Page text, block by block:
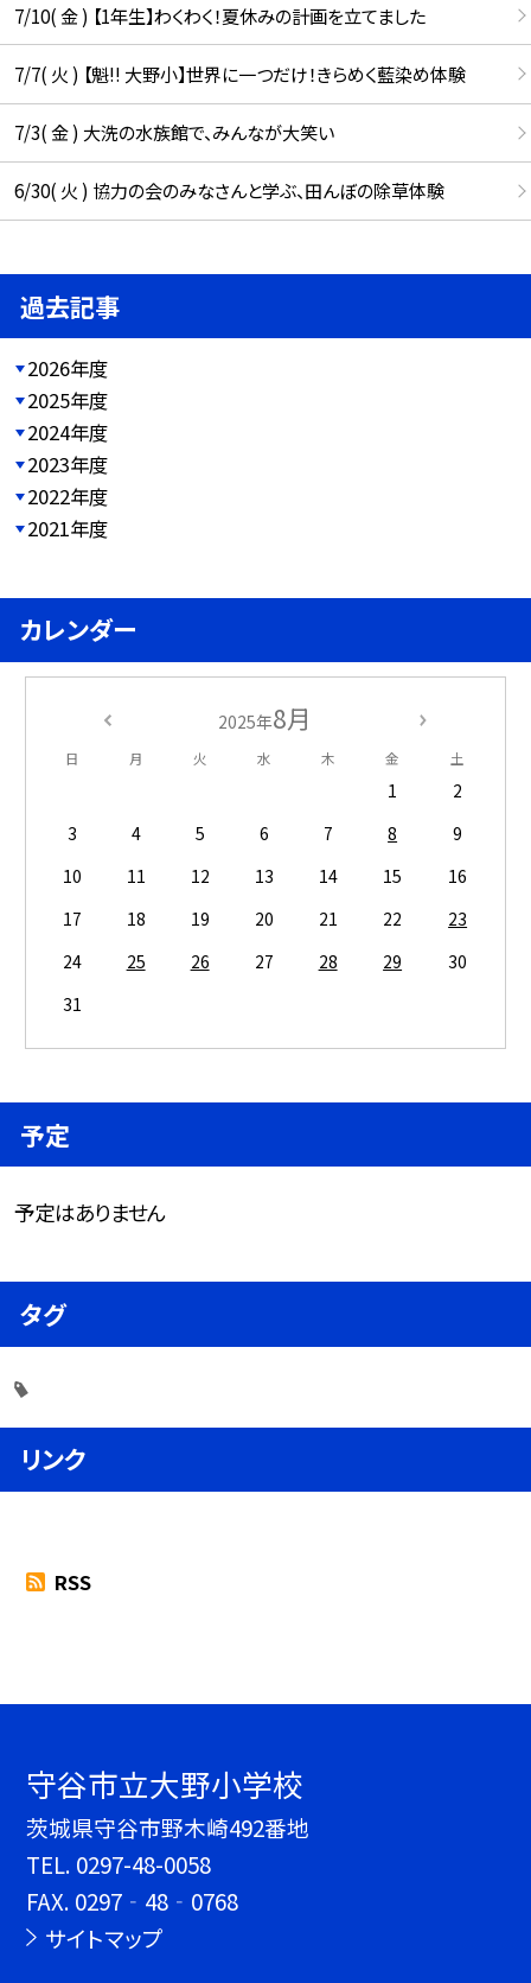
7/10( 金 ) 【1年生】わくわく！夏休みの計画を立てました
7/7( 火 ) 【魁!! 大野小】世界に一つだけ！きらめく藍染め体験
7/3( 金 ) 大洗の水族館で、みんなが大笑い
6/30( 火 ) 協力の会のみなさんと学ぶ、田んぼの除草体験
過去記事
2026年度
2025年度
2024年度
2023年度
2022年度
2021年度
カレンダー
2025年8月
日 月 火 水 木 金 土
1
2
3
4 5 6 7 8
9
10
11 12 13 14 15
16
17
18 19 20 21 22
23
24
25 26 27 28 29
30
31
予定
予定はありません
タグ
リンク
RSS
守谷市立大野小学校
茨城県守谷市野木崎492番地
TEL. 0297-48-0058
FAX. 0297‐48‐0768
サイトマップ